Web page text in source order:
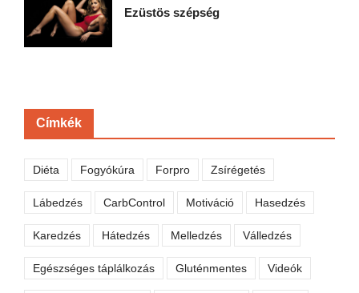
Ezüstös szépség
Címkék
Diéta Fogyókúra Forpro Zsírégetés
Lábedzés CarbControl Motiváció Hasedzés
Karedzés Hátedzés Melledzés Válledzés
Egészséges táplálkozás Gluténmentes Videók